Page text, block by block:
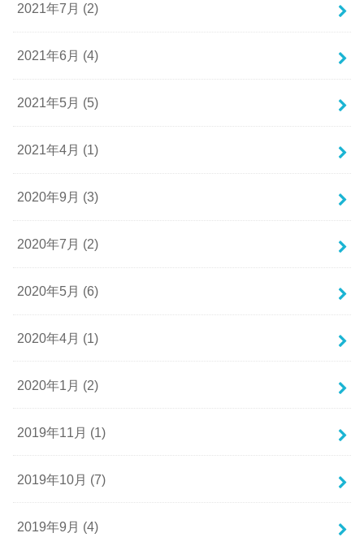
2021年7月 (2)
2021年6月 (4)
2021年5月 (5)
2021年4月 (1)
2020年9月 (3)
2020年7月 (2)
2020年5月 (6)
2020年4月 (1)
2020年1月 (2)
2019年11月 (1)
2019年10月 (7)
2019年9月 (4)